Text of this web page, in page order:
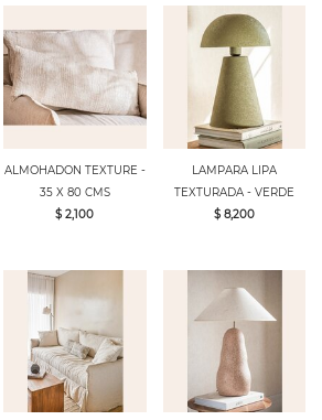
ALMOHADON TEXTURE -
35 X 80 CMS
$ 2,100
LAMPARA LIPA
TEXTURADA - VERDE
$ 8,200